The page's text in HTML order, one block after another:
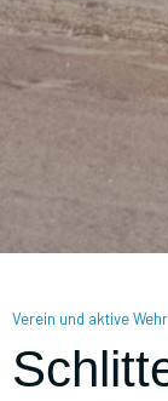
Verein und aktive Wehr